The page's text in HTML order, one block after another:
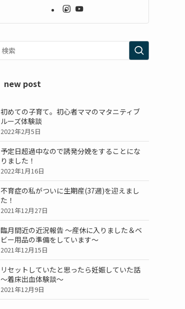
new post
初めての子育て。初心者ママのマタニティブ
ルーズ体験談
2022年2月5日
予定日超過中なので誘発分娩をすることにな
りました！
2022年1月16日
不育症の私がついに生期産(37週)を迎えまし
た！
2021年12月27日
臨月間近の近況報告 ～産休に入りました＆ベ
ビー用品の準備をしています～
2021年12月15日
リセットしていたと思ったら妊娠していた話
～着床出血体験談～
2021年12月9日